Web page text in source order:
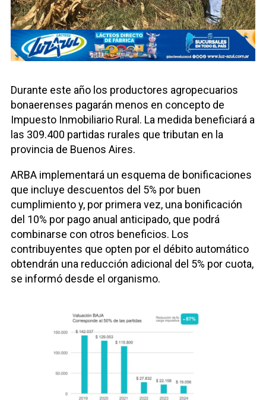
Durante este año los productores agropecuarios
bonaerenses pagarán menos en concepto de
Impuesto Inmobiliario Rural. La medida beneficiará a
las 309.400 partidas rurales que tributan en la
provincia de Buenos Aires.
ARBA implementará un esquema de bonificaciones
que incluye descuentos del 5% por buen
cumplimiento y, por primera vez, una bonificación
del 10% por pago anual anticipado, que podrá
combinarse con otros beneficios. Los
contribuyentes que opten por el débito automático
obtendrán una reducción adicional del 5% por cuota,
se informó desde el organismo.